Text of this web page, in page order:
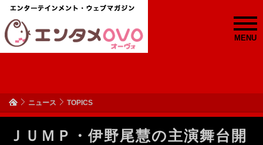
MENU
ニュース TOPICS
ＪＵＭＰ・伊野尾慧の主演舞台開